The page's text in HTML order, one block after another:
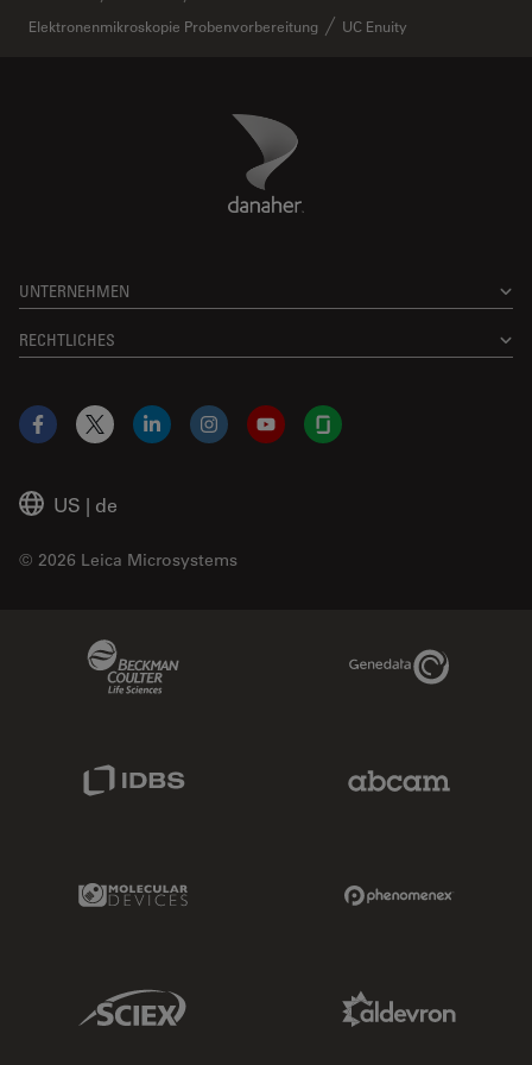
Elektronenmikroskopie Probenvorbereitung
UC Enuity
Danaher Logo
UNTERNEHMEN
RECHTLICHES
US | de
© 2026 Leica Microsystems
Facebook
X LinkedInInstagramYouTubeGlassdoor
Genedata Link
Molecular Devices Link
Sciex Link